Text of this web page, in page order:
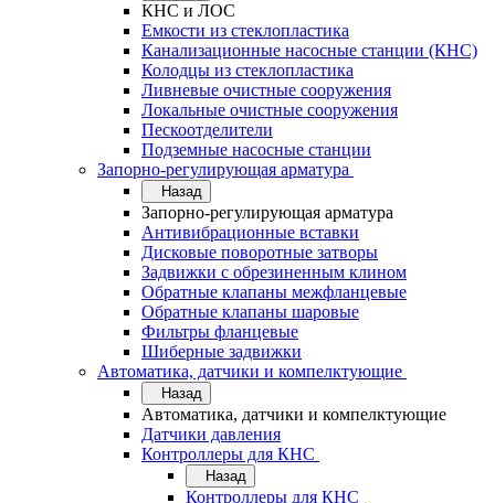
КНС и ЛОС
Емкости из стеклопластика
Канализационные насосные станции (КНС)
Колодцы из стеклопластика
Ливневые очистные сооружения
Локальные очистные сооружения
Пескоотделители
Подземные насосные станции
Запорно-регулирующая арматура
Назад
Запорно-регулирующая арматура
Антивибрационные вставки
Дисковые поворотные затворы
Задвижки с обрезиненным клином
Обратные клапаны межфланцевые
Обратные клапаны шаровые
Фильтры фланцевые
Шиберные задвижки
Автоматика, датчики и компелктующие
Назад
Автоматика, датчики и компелктующие
Датчики давления
Контроллеры для КНС
Назад
Контроллеры для КНС